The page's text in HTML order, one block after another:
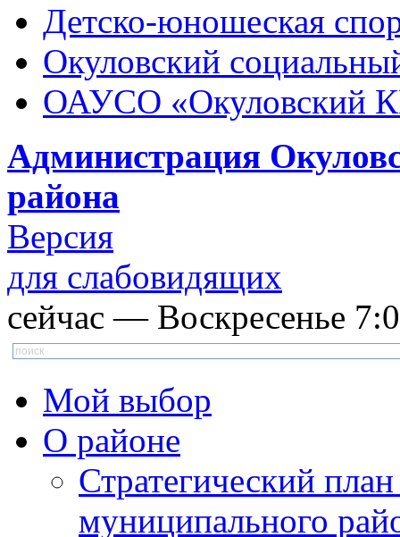
Детско-юношеская
Окуловский
ОАУСО «Окуловский
Администрация
района
Версия
для слабовидящих
сейчас — Воскресенье
Мой выбор
О районе
Стратегический
муниципального